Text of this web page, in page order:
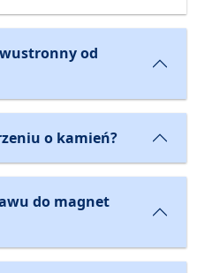
od
o kamień?
do magnet